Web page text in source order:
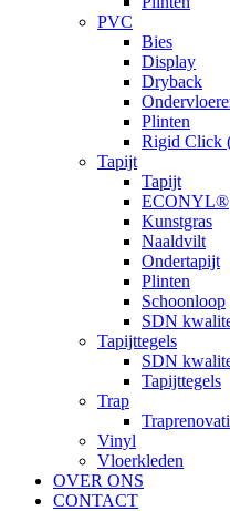
PVC
Bies
Display
Dryback
Plinten
Rigid Click
Tapijt
Tapijt
ECONYL®
Kunstgras
Naaldvilt
Ondertapijt
Plinten
Schoonloop
SDN
Tapijttegels
SDN
Tapijttegels
Trap
Vinyl
Vloerkleden
OVER ONS
CONTACT